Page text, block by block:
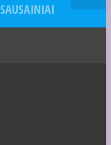
SAUSAINIAI